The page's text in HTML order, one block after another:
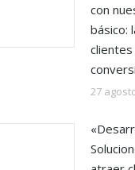
con
básico:
27